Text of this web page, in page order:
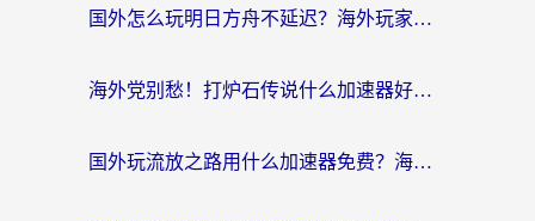
国外怎么玩明日方舟不延迟？海外玩家国服游戏加速终极指南（附DNF梦幻诛仙解决方案）
海外党别愁！打炉石传说什么加速器好用？3个实用技巧解决国服游戏卡顿
国外玩流放之路用什么加速器免费？海外党亲测有效的国服游戏加速指南